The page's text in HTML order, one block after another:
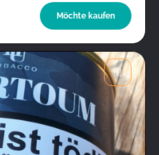
Möchte kaufen
Bild